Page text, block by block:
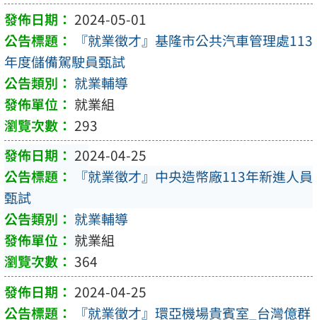
2024-05-01
『就業徵才』基隆市公共汽車管理處113
年度儲備駕駛員甄試
就業輔導
就業組
293
2024-04-25
『就業徵才』中央造幣廠113年新進人員
甄試
就業輔導
就業組
364
2024-04-25
『就業徵才』環亞機場貴賓室_台灣億群